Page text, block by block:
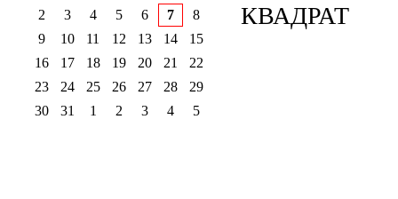
КВАДРАТ
2
3 4 5 6 7
8
9
10 11 12 13 14
15
16
17 18 19 20 21
22
23
24 25 26 27 28
29
30
31 1 2 3 4 5